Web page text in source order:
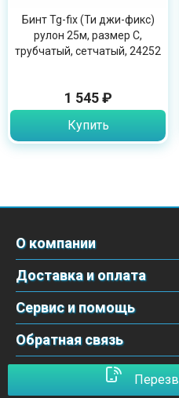
Бинт Tg-fix (Ти джи-фикс)
рулон 25м, размер C,
трубчатый, сетчатый, 24252
1 545 ₽
Купить
О компании
Доставка и оплата
Сервис и помощь
Обратная связь